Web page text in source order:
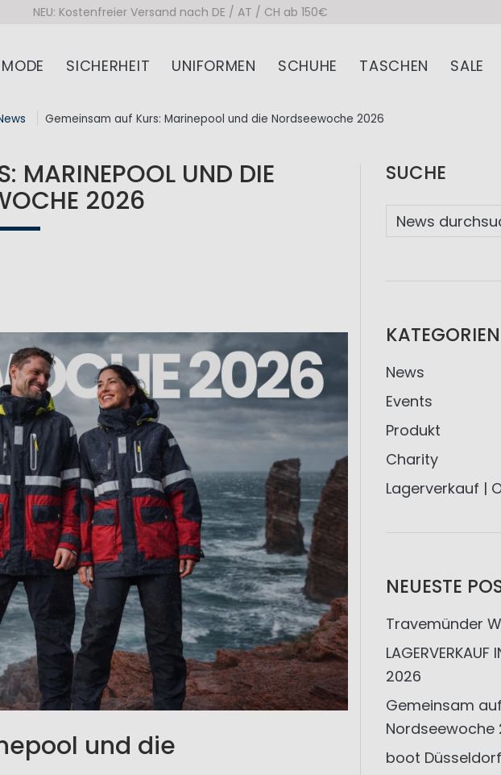
NEU: Kostenfreier Versand nach DE / AT / CH ab 150€
MODE SICHERHEIT UNIFORMEN SCHUHE TASCHEN SALE
Gemeinsam auf Kurs: Marinepool und die Nordseewoche 2026
MARINEPOOL UND DIE
2026
und die
SUCHE
KATEGORIEN
News
Events
Produkt
Charity
Lagerverkauf |
NEUESTE
Travemünder
LAGERVERKAUF
2026
Gemeinsam
Nordseewoche
boot